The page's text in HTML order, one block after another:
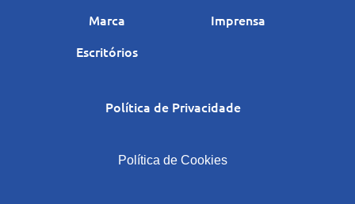
Marca
Imprensa
Escritórios
Política de Privacidade
Política de Cookies